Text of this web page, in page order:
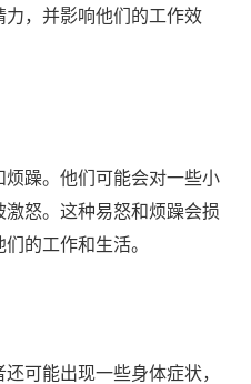
，并影响他们的工作效
躁。他们可能会对一些小
怒。这种易怒和烦躁会损
的工作和生活。
可能出现一些身体症状，